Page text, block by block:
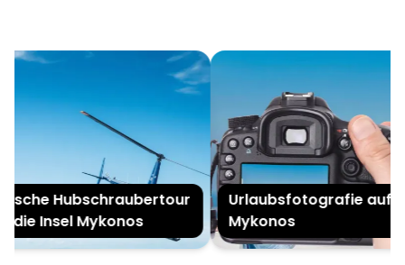
Hubschraubertour
Insel Mykonos
Urlaubsfotografie auf
Mykonos